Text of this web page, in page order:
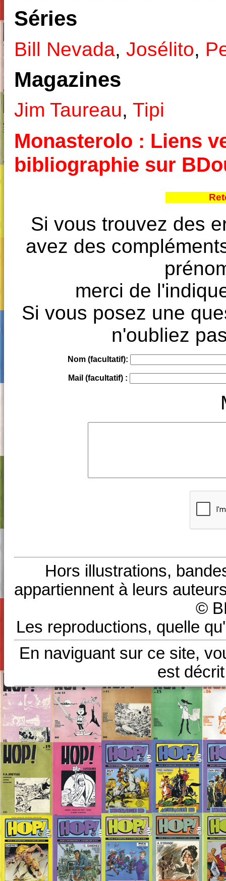
Séries
Bill Nevada, Josélito,
Magazines
Jim Taureau, Tipi
Monasterolo : Liens
bibliographie sur
Si vous trouvez des
avez des
merci de
Si vous posez une
n'oubliez
Nom (facultatif):
Mail (facultatif) :
Hors illustrations,
appartiennent à leurs
©
Les reproductions, quelle
En naviguant sur ce site,
est